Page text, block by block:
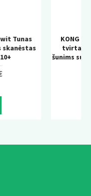
KONG Wild Knots Bear –
tvirtas pliušinis žaislas
šunims su virvės